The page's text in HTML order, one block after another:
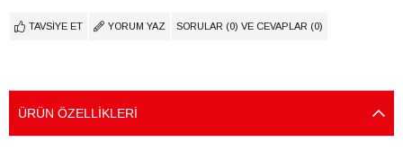
TAVSIYE ET YORUM YAZ SORULAR (0) VE CEVAPLAR (0)
ÜRÜN ÖZELLIKLERI